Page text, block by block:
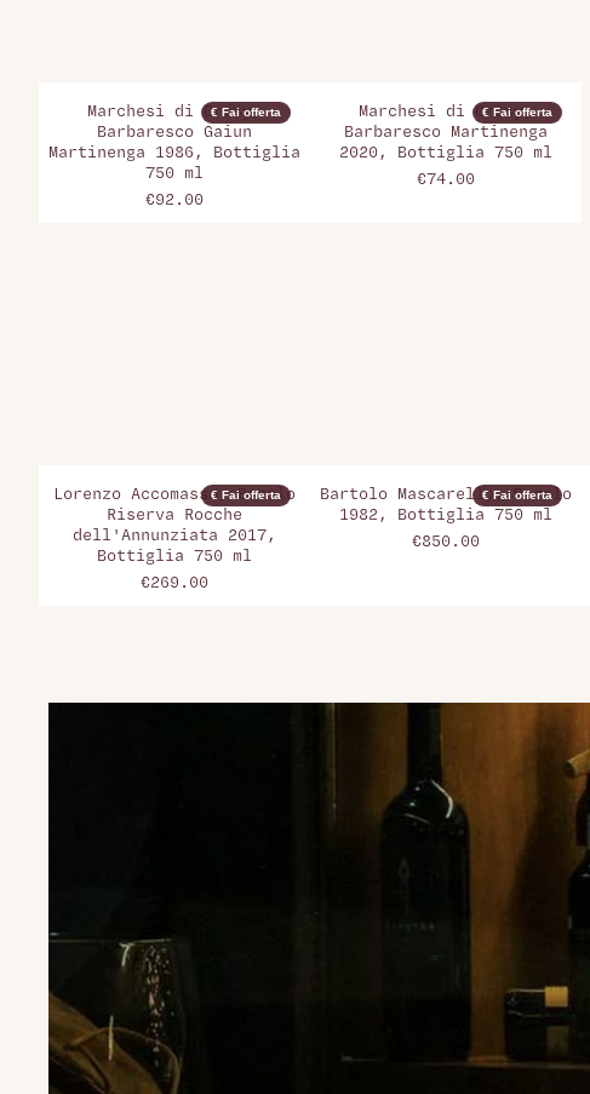
€ Fai offerta
Marchesi di Grésy,
Barbaresco Gaiun
Martinenga 1986, Bottiglia
750 ml
€92.00
€ Fai offerta
Marchesi di Grésy,
Barbaresco Martinenga
2020, Bottiglia 750 ml
€74.00
€ Fai offerta
Lorenzo Accomasso, Barolo
Riserva Rocche
dell'Annunziata 2017,
Bottiglia 750 ml
€269.00
€ Fai offerta
Bartolo Mascarello, Barolo
1982, Bottiglia 750 ml
€850.00